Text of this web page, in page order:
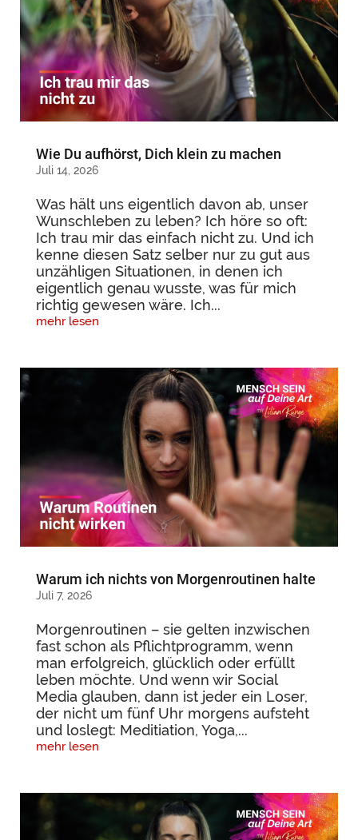
Wie Du aufhörst, Dich klein zu machen
Juli 14, 2026
Was hält uns eigentlich davon ab, unser
Wunschleben zu leben? Ich höre so oft:
Ich trau mir das einfach nicht zu. Und ich
kenne diesen Satz selber nur zu gut aus
unzähligen Situationen, in denen ich
eigentlich genau wusste, was für mich
richtig gewesen wäre. Ich...
mehr lesen
Warum ich nichts von Morgenroutinen halte
Juli 7, 2026
Morgenroutinen – sie gelten inzwischen
fast schon als Pflichtprogramm, wenn
man erfolgreich, glücklich oder erfüllt
leben möchte. Und wenn wir Social
Media glauben, dann ist jeder ein Loser,
der nicht um fünf Uhr morgens aufsteht
und loslegt: Meditiation, Yoga,...
mehr lesen